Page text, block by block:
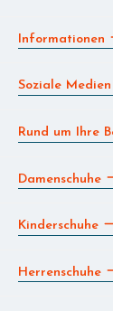
Informationen
Soziale
Rund um Ihre
Damenschuhe
Kinderschuhe
Herrenschuhe